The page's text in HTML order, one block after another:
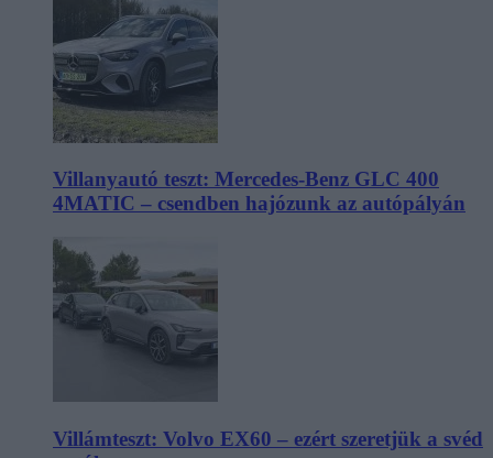
Villanyautó teszt: Mercedes-Benz GLC 400
4MATIC – csendben hajózunk az autópályán
Villámteszt: Volvo EX60 – ezért szeretjük a svéd